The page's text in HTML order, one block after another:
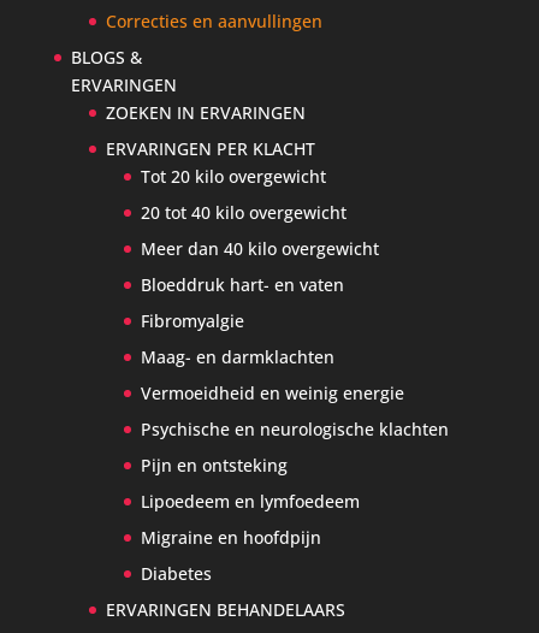
Correcties en aanvullingen
BLOGS &
ERVARINGEN
ZOEKEN IN ERVARINGEN
ERVARINGEN PER KLACHT
Tot 20 kilo overgewicht
20 tot 40 kilo overgewicht
Meer dan 40 kilo overgewicht
Bloeddruk hart- en vaten
Fibromyalgie
Maag- en darmklachten
Vermoeidheid en weinig energie
Psychische en neurologische klachten
Pijn en ontsteking
Lipoedeem en lymfoedeem
Migraine en hoofdpijn
Diabetes
ERVARINGEN BEHANDELAARS